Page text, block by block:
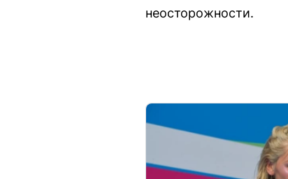
неосторожности.